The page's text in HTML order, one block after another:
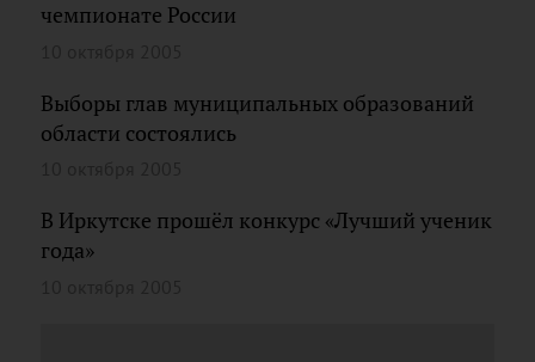
чемпионате России
Выборы глав муниципальных образований
области состоялись
В Иркутске прошёл конкурс «Лучший ученик
года»